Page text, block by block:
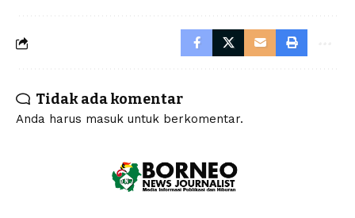
Tidak ada komentar
Anda harus masuk untuk berkomentar.